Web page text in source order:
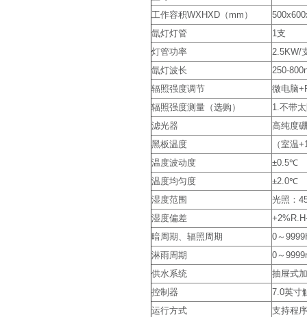
工作容积WXHXD（mm）
氙灯灯管
1支
灯管功率
2.5KW/
氙灯波长
250-
辐照强度调节
微电脑
辐照强度测量（选购）
1.不带
滤光器
高纯度
黑板温度
（室温
温度波动度
±0.5℃
温度均匀度
±2.0℃
湿度范围
光照：
湿度偏差
暗周期、辐照周期
0～
淋雨周期
0～
供水系统
抽屉式
控制器
7.0英寸
运行方式
支持程